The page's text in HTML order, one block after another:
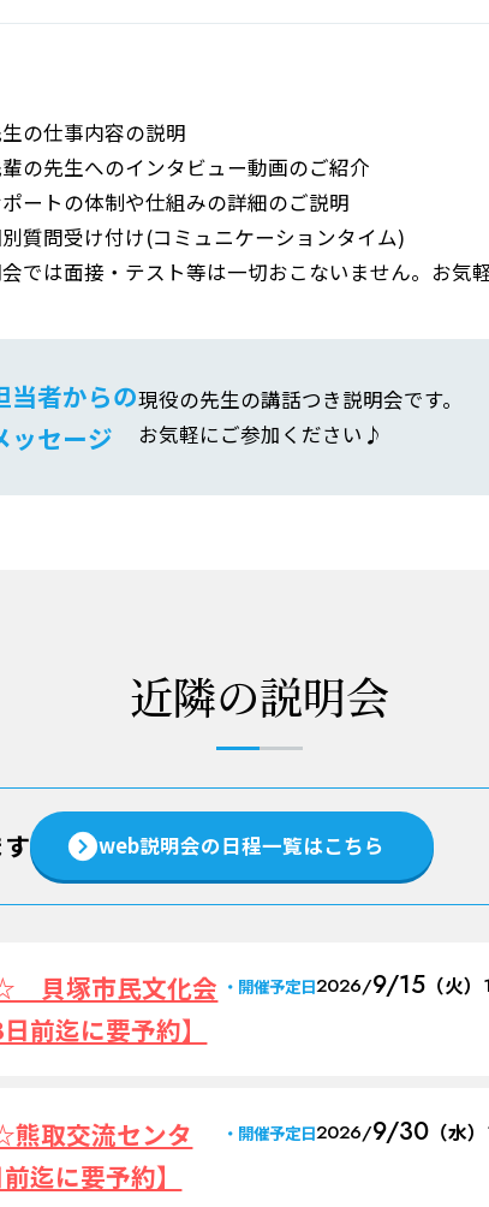
生の仕事内容の説明
輩の先生へのインタビュー動画のご紹介
ポートの体制や仕組みの詳細のご説明
別質問受け付け(コミュニケーションタイム)
では面接・テスト等は一切おこないません。お気
当者からの
ッセージ
現役の先生の講話つき説明会です。
お気軽にご参加ください♪
近隣の説明会
web説明会の日程一覧はこちら
貝塚市民文化会
前迄に要予約】
開催予定日2026/9/15（火）
取交流センタ
迄に要予約】
開催予定日2026/9/30（水）